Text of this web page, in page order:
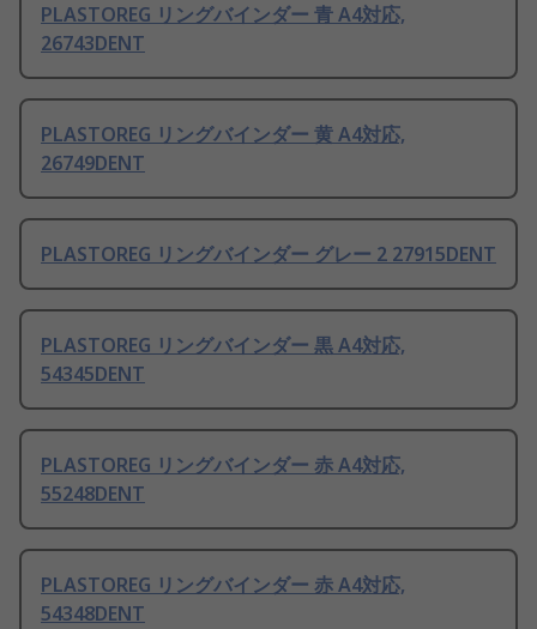
PLASTOREG リングバインダー 青 A4対応,
26743DENT
PLASTOREG リングバインダー 黄 A4対応,
26749DENT
PLASTOREG リングバインダー グレー 2 27915DENT
PLASTOREG リングバインダー 黒 A4対応,
54345DENT
PLASTOREG リングバインダー 赤 A4対応,
55248DENT
PLASTOREG リングバインダー 赤 A4対応,
54348DENT